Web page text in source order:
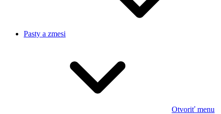
Pasty a zmesi
Otvoriť menu